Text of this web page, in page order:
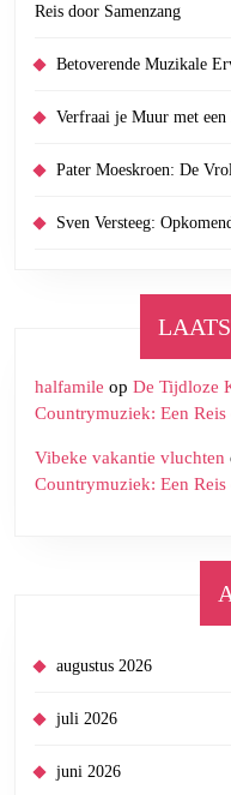
Reis door Samenzang
Betoverende Muzikale
Verfraai je Muur met
Pater Moeskroen: De
Sven Versteeg:
halfamile op De Tijdloze
Countrymuziek: Een
Vibeke vakantie vluchten
Countrymuziek: Een
augustus 2026
juli 2026
juni 2026